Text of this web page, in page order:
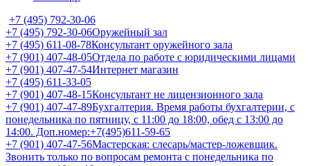
+7 (495) 792-30-06
+7 (495) 792-30-06Оружейный зал
+7 (495) 611-08-78Консультант оружейного зала
+7 (901) 407-48-05Отдела по работе с юридическими лицами
+7 (901) 407-47-54Интернет магазин
+7 (495) 611-33-05
+7 (901) 407-48-15Консультант не лицензионного зала
+7 (901) 407-47-89Бухгалтерия. Время работы бухгалтерии, с
понедельника по пятницу, с 11:00 до 18:00, обед с 13:00 до
14:00. Доп.номер:+7(495)611-59-65
+7 (901) 407-47-56Мастерская: слесарь/мастер-ложевщик.
Звонить только по вопросам ремонта с понедельника по